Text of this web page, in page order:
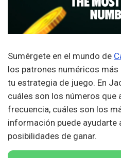
Sumérgete en el mundo de
los patrones numéricos
tu estrategia de juego. En
cuáles son los números que
frecuencia, cuáles son los
información puede ayudarte
posibilidades de ganar.